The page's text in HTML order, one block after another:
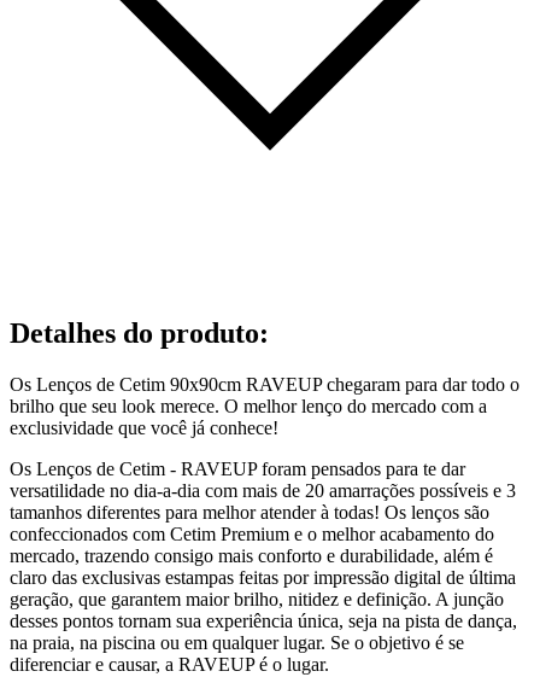
Detalhes do produto:
Os Lenços de Cetim 90x90cm RAVEUP chegaram para dar todo o
brilho que seu look merece. O melhor lenço do mercado com a
exclusividade que você já conhece!
Os Lenços de Cetim - RAVEUP foram pensados para te dar
versatilidade no dia-a-dia com mais de 20 amarrações possíveis e 3
tamanhos diferentes para melhor atender à todas! Os lenços são
confeccionados com Cetim Premium e o melhor acabamento do
mercado, trazendo consigo mais conforto e durabilidade, além é
claro das exclusivas estampas feitas por impressão digital de última
geração, que garantem maior brilho, nitidez e definição. A junção
desses pontos tornam sua experiência única, seja na pista de dança,
na praia, na piscina ou em qualquer lugar. Se o objetivo é se
diferenciar e causar, a RAVEUP é o lugar.